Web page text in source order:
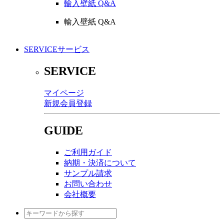
輸入壁紙 Q&A
輸入壁紙 Q&A
SERVICEサービス
SERVICE
マイページ
新規会員登録
GUIDE
ご利用ガイド
納期・決済について
サンプル請求
お問い合わせ
会社概要